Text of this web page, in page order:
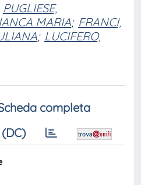
PUGLIESE,
MARIA; FRANCI,
; LUCIFERO,
completa